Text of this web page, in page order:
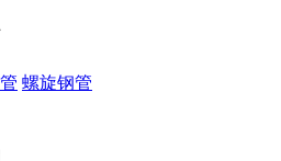
螺旋钢管